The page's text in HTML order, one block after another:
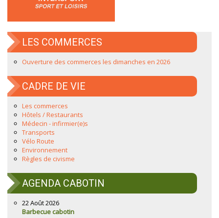
LES COMMERCES
Ouverture des commerces les dimanches en 2026
CADRE DE VIE
Les commerces
Hôtels / Restaurants
Médecin - infirmier(e)s
Transports
Vélo Route
Environnement
Règles de civisme
AGENDA CABOTIN
22 Août 2026
Barbecue cabotin